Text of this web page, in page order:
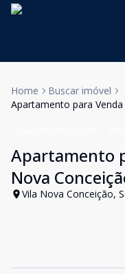
Home
Buscar imóvel
Apartamento para
Apartamento
Nova
Vila Nova Conceição,